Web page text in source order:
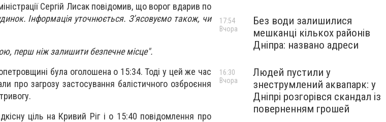
Сергій Лисак повідомив, що ворог вдарив по
Інформація уточнюється. З’ясовуємо також, чи
перш ніж залишити безпечне місце".
була оголошена о 15:34. Тоді у цей же час
про загрозу застосування балістичного озброєння
ціль на Кривий Ріг і о 15:40 повідомлення про
Без води залишилися
мешканці кількох районів
Дніпра: названо адреси
17:54
Вчора
Людей пустили у
знеструмлений аквапарк: у
Дніпрі розгорівся скандал із
поверненням грошей
16:30
Вчора